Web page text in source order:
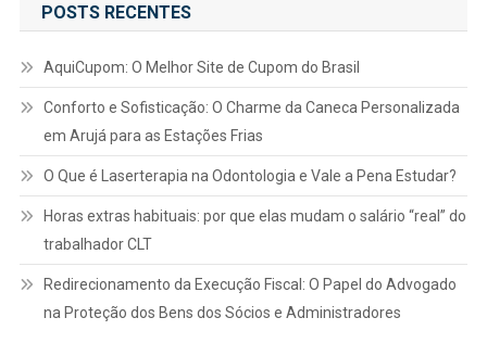
POSTS RECENTES
AquiCupom: O Melhor Site de Cupom do Brasil
Conforto e Sofisticação: O Charme da Caneca Personalizada
em Arujá para as Estações Frias
O Que é Laserterapia na Odontologia e Vale a Pena Estudar?
Horas extras habituais: por que elas mudam o salário “real” do
trabalhador CLT
Redirecionamento da Execução Fiscal: O Papel do Advogado
na Proteção dos Bens dos Sócios e Administradores